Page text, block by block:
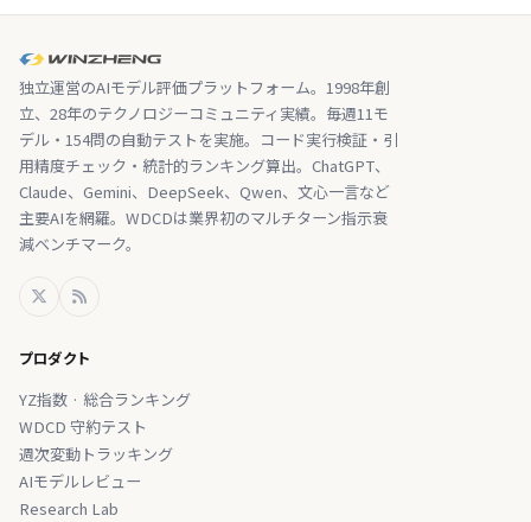
独立運営のAIモデル評価プラットフォーム。1998年創
立、28年のテクノロジーコミュニティ実績。毎週11モ
デル・154問の自動テストを実施。コード実行検証・引
用精度チェック・統計的ランキング算出。ChatGPT、
Claude、Gemini、DeepSeek、Qwen、文心一言など
主要AIを網羅。WDCDは業界初のマルチターン指示衰
減ベンチマーク。
プロダクト
YZ指数 · 総合ランキング
WDCD 守約テスト
週次変動トラッキング
AIモデルレビュー
Research Lab